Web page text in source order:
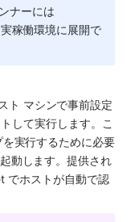
ナーには
稼働環境に展開で
ト マシンで事前設定
して実行します。こ
実行するために必要
動します。提供され
でホストが自動で認